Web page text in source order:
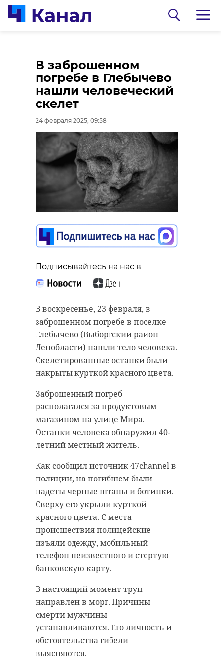
В заброшенном
погребе в Глебычево
нашли человеческий
скелет
24 февраля 2025, 09:58
Подписывайтесь на нас в
В воскресенье, 23 февраля, в
заброшенном погребе в поселке
Глебычево (Выборгский район
Ленобласти) нашли тело человека.
Скелетированные останки были
накрыты курткой красного цвета.
Заброшенный погреб
располагался за продуктовым
магазином на улице Мира.
Останки человека обнаружил 40-
летний местный житель.
Как сообщил источник 47channel в
полиции, на погибшем были
надеты черные штаны и ботинки.
Сверху его укрыли курткой
красного цвета. С места
происшествия полицейские
изъяли одежду, мобильный
телефон неизвестного и стертую
банковскую карту.
В настоящий момент труп
направлен в морг. Причины
смерти мужчины
устанавливаются. Его личность и
обстоятельства гибели
выясняются.
Без осадков и до +3
градусов: погода в
Ленобласти 24
февраля
24 февраля 2025, 09:14
Подписывайтесь на нас в
В понедельник, 24 февраля, в
Ленинградской области ожидается
переменная облачность. В регионе
обойдется без осадков. После
небольших ночных морозов
дневная температура превысит
В Ленобласти термометры
покажут от -2 до +3 градусов. При
этом местами похолодает до -7
градусов. В Санкт-Петербурге
градусов.
Как сообщил ведущий специалист
центра Фобос Михаил Леус, погода
в регионе будет формироваться
под влиянием северной
периферии антициклона. Ветер
южный 2-7 м/с. Атмосферное
давление составит 768 мм рт. ст.,
Во вторник, 25 февраля, в
Ленобласти обойдется без осадков.
Температура воздуха составит от
+1 до +3 градусов.
Фото:
0:00 / 0:00
Александр Дрозденко/telegram
Александр
Дрозденко: в
Ленобласти растет
популяция косуль
Подписывайтесь на нас в
В Ленинградской области растет
популяция косуль. Кадрами с
понедельник, 24 февраля,
поделился губернатор Александр
Дрозденко в своем telegram-
канале.
как небольшое стадо косуль
добывает пищу. Запечатлеть
животных удалось в Волосовском
районе. Шестеро особей
лакомились побегами деревьев и
кустарников, а также искали
траву под снегом.
Как рассказал Александр
растет на участке от реки Волхов
до реки Нарова. В настоящий
момент в Ленобласти обитают
около 1200 особей.
Александр Дрозденко также